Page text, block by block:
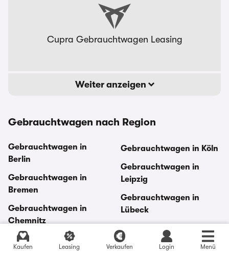
Kaufen Leasing Verkaufen Login Menü
Cupra Gebrauchtwagen Leasing
Weiter anzeigen
Gebrauchtwagen nach Region
Gebrauchtwagen in
Berlin
Gebrauchtwagen in
Bremen
Gebrauchtwagen in
Chemnitz
Gebrauchtwagen in
Dortmund
Gebrauchtwagen in Köln
Gebrauchtwagen in
Leipzig
Gebrauchtwagen in
Lübeck
Gebrauchtwagen in
Mönchengladbach